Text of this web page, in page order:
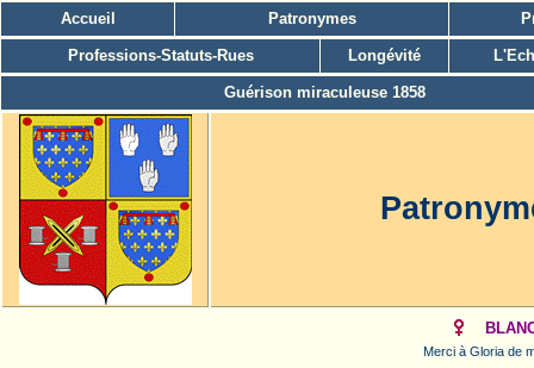
Accueil Patronymes
Professions-Statuts-Rues Longévité
Guérison miraculeuse 1858
Merci à Gloria de